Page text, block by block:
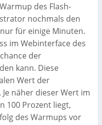
des Flash-
nochmals den
für einige Minuten.
im Webinterface des
der
kann. Diese
Wert der
näher dieser Wert im
100 Prozent liegt,
des Warmups vor